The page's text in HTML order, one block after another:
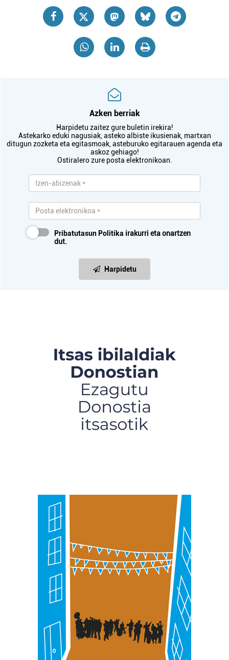
Azken berriak
Harpidetu zaitez gure buletin irekira!
Astekarko eduki nagusiak, asteko albiste ikusienak, martxan
ditugun zozketa eta egitasmoak, asteburuko egitarauen agenda eta
askoz gehiago!
Ostiralero zure posta elektronikoan.
Pribatutasun Politika irakurri eta onartzen
dut.
Harpidetu